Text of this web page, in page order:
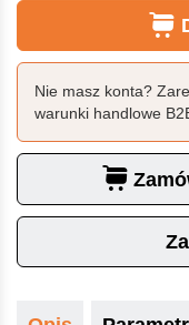
Nie masz konta?
warunki handlowe